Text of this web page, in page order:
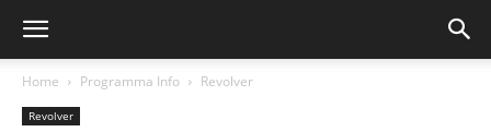
Home Programma Info Revolver
Revolver